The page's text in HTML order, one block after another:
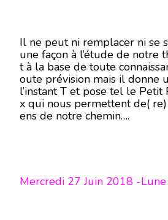
Il ne peut ni remplacer ni se
une façon à l’étude de notre
t à la base de toute
oute prévision mais il donne
l’instant T et pose tel le
x qui nous permettent de(
ens de notre chemin….
Mercredi 27 Juin 2018 -